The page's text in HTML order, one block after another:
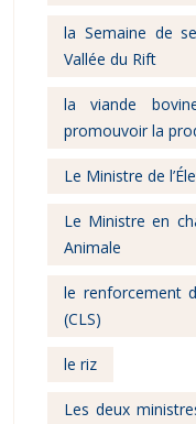
la Semaine de
Vallée du Rift
la viande
promouvoir la
Le Ministre de
Le Ministre en
Animale
le renforcement
(CLS)
le riz
Les deux